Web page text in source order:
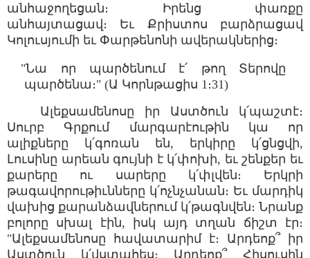
անհաջողեցան։ Իրենց փառքը
անհայտացավ։ Եւ Քրիստոս բարձրացավ
Կոլուսյումի եւ Փարթենոնի ավերակներից։
"Նա որ պարծենում է՛ թող Տերովը
պարծենա։" (Ա Կորնթացիս 1։31)
Ալեքսամենոսը իր Աստծուն կ՛պաշտէ։
Սուրբ Գրքում մարգարէութին կա որ
ալիքները կ՛գոռան են, երկիրը կ՛ցնցվի,
Լուսինը արեան գույնի է կ՛փոխի, եւ շենքեր եւ
քարերը ու սարերը կ՛փլվեն։ Երկրի
թագավորութիւնները կ՛ոչնչանան։ Եւ մարդիկ
վախից քարանձավներում կ՛թագնվեն։ Նրանք
բոլորը սխալ էին, իսկ այդ տղան ճիշտ էր։
"Ալեքսամենոսը հավատարիմ է։ Արդեոք՞ իր
Աստծուն կ՛վստահես։ Արդեոք՞ Հիսուսին